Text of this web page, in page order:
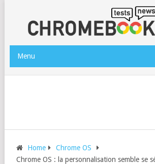
Menu
Home
Chrome OS
Chrome OS : la personnalisation semble se